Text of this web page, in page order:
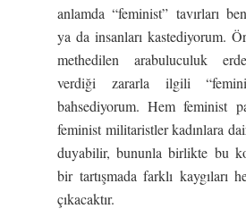
anlamda “feminist” tavırları
ya da insanları kastediyorum.
methedilen arabuluculuk
verdiği zararla ilgili
bahsediyorum. Hem feminist
feminist militaristler kadınlara
duyabilir, bununla birlikte bu
bir tartışmada farklı kaygıları
çıkacaktır.